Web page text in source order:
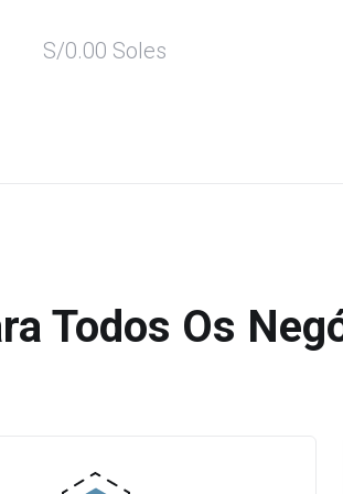
S/0.00 Soles
Todos Os